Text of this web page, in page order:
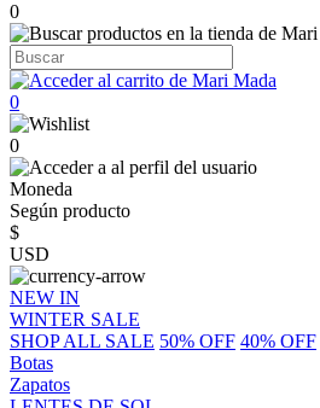
0
0
0
Moneda
Según producto
$
USD
NEW IN
WINTER SALE
SHOP ALL SALE 50% OFF 40% OFF
Botas
Zapatos